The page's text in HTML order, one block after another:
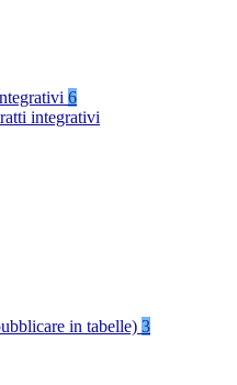
6
integrativi
in tabelle) 3